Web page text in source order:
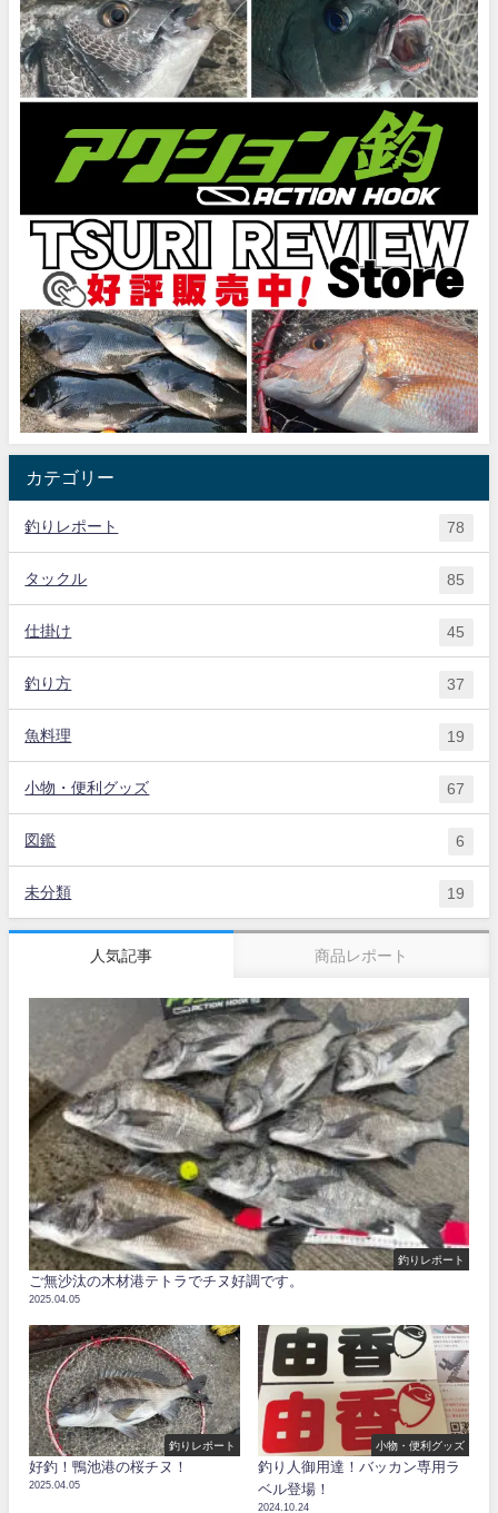
カテゴリー
釣りレポート 78
タックル 85
仕掛け 45
釣り方 37
魚料理 19
小物・便利グッズ 67
図鑑 6
未分類 19
人気記事 商品レポート
釣りレポート
ご無沙汰の木材港テトラでチヌ好調です。
2025.04.05
釣りレポート
好釣！鴨池港の桜チヌ！
2025.04.05
小物・便利グッズ
釣り人御用達！バッカン専用ラ
ベル登場！
2024.10.24